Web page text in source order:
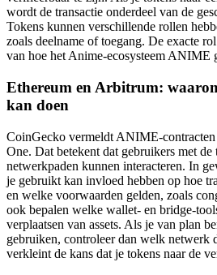
wordt de transactie onderdeel van de
Tokens kunnen verschillende rollen
zoals deelname of toegang. De exacte
van hoe het Anime-ecosysteem ANIME
Ethereum en Arbitrum:
kan doen
CoinGecko vermeldt ANIME-
One. Dat betekent dat gebruikers met
netwerkpaden kunnen interacteren. In
je gebruikt kan invloed hebben op hoe
en welke voorwaarden gelden, zoals
ook bepalen welke wallet- en bridge-
verplaatsen van assets. Als je van plan
gebruiken, controleer dan welk netwerk
verkleint de kans dat je tokens naar de